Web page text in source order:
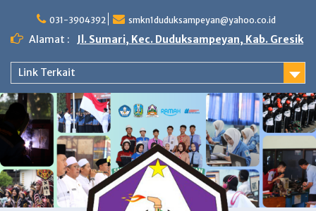
content
031-3904392 smkn1duduksampeyan@yahoo.co.id
Alamat : Jl. Sumari, Kec. Duduksampeyan, Kab. Gresik
Link Terkait